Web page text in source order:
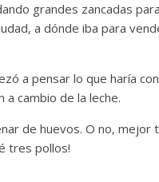
grandes zancadas
a dónde iba para
a pensar lo que haría
a cambio de la leche.
de huevos. O no, mejor
tres pollos!